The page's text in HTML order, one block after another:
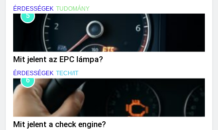
ÉRDESSÉGEK TUDOMÁNY
5
Mit jelent az EPC lámpa?
ÉRDESSÉGEK TECH/IT
6
Mit jelent a check engine?